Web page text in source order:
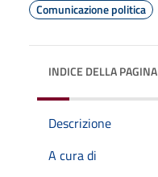
Comunicazione politica
INDICE DELLA PAGINA
Descrizione
A cura di